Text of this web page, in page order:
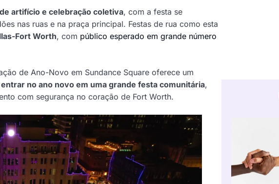
artifício e celebração coletiva, com a festa se
nas ruas e na praça principal. Festas de rua como esta
Fort Worth, com público esperado em grande número
de Ano-Novo em Sundance Square oferece um
entrar no ano novo em uma grande festa comunitária,
com segurança no coração de Fort Worth.